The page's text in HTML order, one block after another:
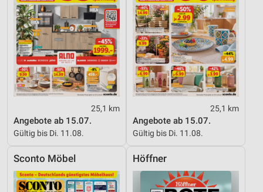
25,1 km
Angebote ab 15.07.
Gültig bis Di. 11.08.
25,1 km
Angebote ab 15.07.
Gültig bis Di. 11.08.
Sconto Möbel Höffner